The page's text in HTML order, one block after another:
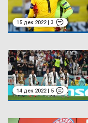
15 дек 2022 | 3
14 дек 2022 | 5